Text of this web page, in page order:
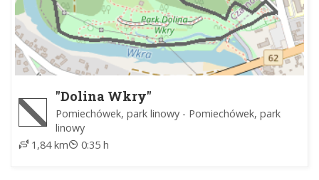
"Dolina Wkry"
Pomiechówek, park linowy - Pomiechówek, park
linowy
1,84 km
0:35 h